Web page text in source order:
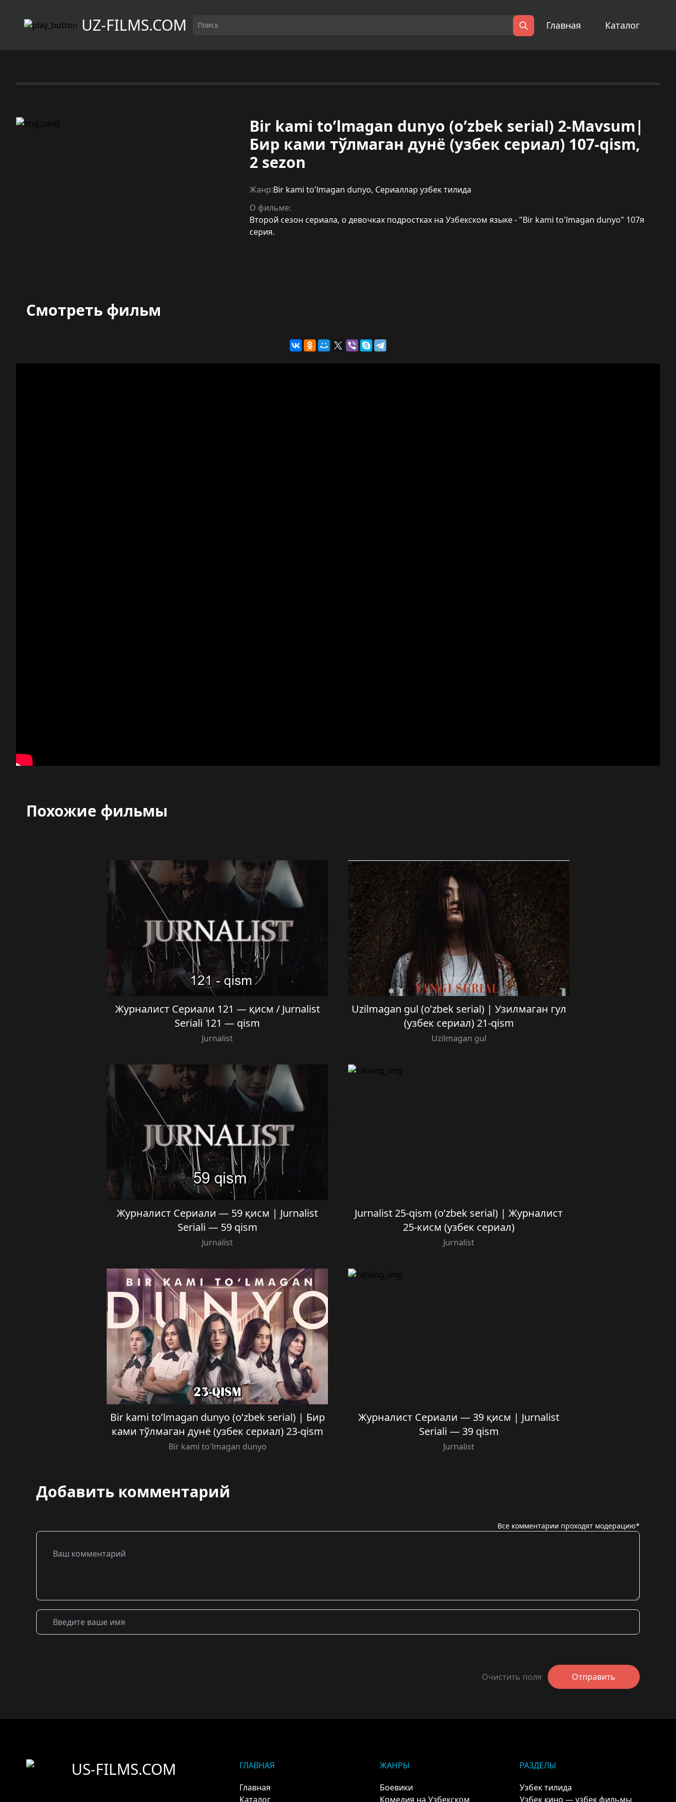
UZ-FILMS.COM Поиск
Главная Каталог
Bir kami to’lmagan dunyo (o’zbek serial) 2-Mavsum|
Бир ками тўлмаган дунё (узбек сериал) 107-qism,
2 sezon
Жанр:Bir kami to'lmagan dunyo, Сериаллар узбек тилида
О фильме:
Второй сезон сериала, о девочках подростках на Узбекском языке - "Bir kami to'lmagan dunyo" 107я
серия.
Смотреть фильм
Похожие фильмы
Журналист Сериали 121 — қисм / Jurnalist
Seriali 121 — qism
Jurnalist
Uzilmagan gul (o’zbek serial) | Узилмаган гул
(узбек сериал) 21-qism
Uzilmagan gul
Журналист Сериали — 59 қисм | Jurnalist
Seriali — 59 qism
Jurnalist
Jurnalist 25-qism (o’zbek serial) | Журналист
25-кисм (узбек сериал)
Jurnalist
Bir kami to’lmagan dunyo (o’zbek serial) | Бир
ками тўлмаган дунё (узбек сериал) 23-qism
Bir kami to'lmagan dunyo
Журналист Сериали — 39 қисм | Jurnalist
Seriali — 39 qism
Jurnalist
Добавить комментарий
Все комментарии проходят модерацию*
Очистить поля Отправить
US-FILMS.COM
ГЛАВНАЯ
Главная
Каталог
ЖАНРЫ
Боевики
Комедия на Узбекском
РАЗДЕЛЫ
Узбек тилида
Узбек кино — узбек фильмы